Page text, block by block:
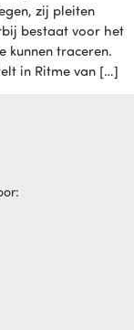
zij pleiten
bestaat voor het
kunnen traceren.
in Ritme van […]